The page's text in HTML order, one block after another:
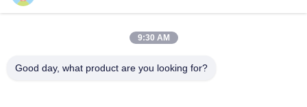
9:30 AM
Good day, what product are you looking for?